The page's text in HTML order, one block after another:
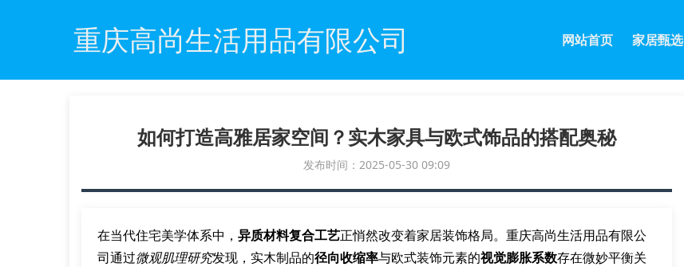
重庆高尚生活用品有限公司 网站首页 家居甄选
如何打造高雅居家空间？实木家具与欧式饰品的搭配奥秘
发布时间：2025-05-30 09:09
在当代住宅美学体系中， 异质材料复合工艺正悄然改变着家居装饰格局。重庆高尚生活用品有限公
司通过微观肌理研究发现，实木制品的径向收缩率与欧式装饰元素的视觉膨胀系数存在微妙平衡关